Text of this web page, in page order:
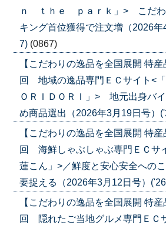
ｎ ｔｈｅ ｐａｒｋ」> こだわ
キング首位獲得で注文増（2026
7) (0867)
【こだわりの逸品を全国展開 特
回 地域の逸品専門ＥＣサイト<
ＯＲＩＤＯＲＩ」> 地元出身バ
め商品選出（2026年3月19日号）
【こだわりの逸品を全国展開 特
回 海鮮しゃぶしゃぶ専門ＥＣ
蓮こん」>／鮮度と安心安全への
要捉える（2026年3月12日号）
【こだわりの逸品を全国展開 特
回 隠れたご当地グルメ専門ＥＣ